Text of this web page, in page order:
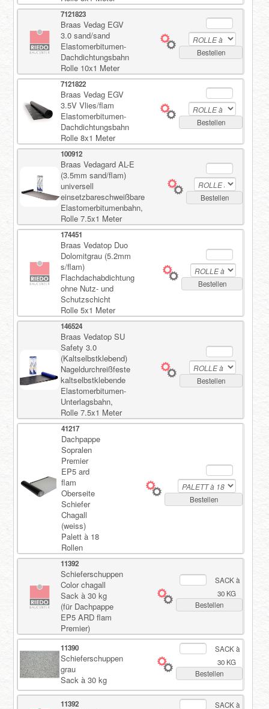
7121823
Braas Vedag EGV
3.0 sand/sand
Elastomerbitumen-
Dachdichtungsbahn
Rolle 10x1 Meter
Bestellen
7121822
Braas Vedag EGV
3.5V Vlies/flam
Elastomerbitumen-
Dachdichtungsbahn
Rolle 8x1 Meter
Bestellen
100912
Braas Vedagard AL-E
(3.5mm sand/flam)
universell
einsetzbareschweißbare
Elastomerbitumenbahn,
Rolle 7.5x1 Meter
Bestellen
174451
Braas Vedatop Duo
Dolomitgrau (5.2mm
s/flam)
Flachdachabdichtung
ohne Nutz- und
Schutzschicht
Rolle 5x1 Meter
Bestellen
146524
Braas Vedatop SU
Safety 3.0
(Kaltselbstklebend)
Nageldurchreißfeste
kaltselbstklebende
Elastomerbitumen-
Unterlagsbahn,
Rolle 7.5x1 Meter
Bestellen
41217
Dachpappe
Sopralen
Premier
EP5 ard
flam
Oberseite
Schiefer
Chagall
(weiss)
Palett à 18
Rollen
Bestellen
11392
Schieferschuppen
Color chagall
Sack à 30 kg
(für Dachpappe
EP5 ARD flam
Premier)
SACK à
30 KG
Bestellen
11390
Schieferschuppen
grau
Sack à 30 kg
SACK à
30 KG
Bestellen
11392
SACK à